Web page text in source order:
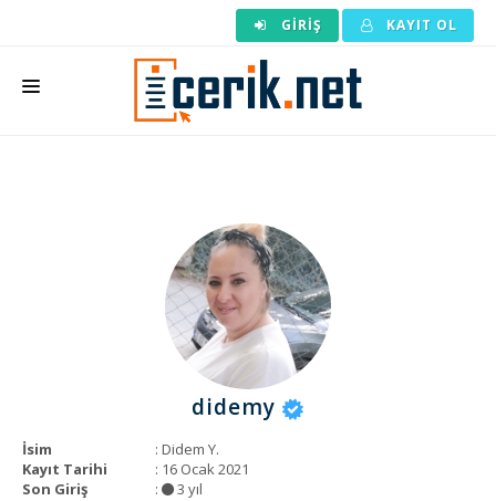
GIRIŞ KAYIT OL
KURUMSAL
didemy
İsim
: Didem Y.
Kayıt Tarihi
: 16 Ocak 2021
Son Giriş
: 3 yıl